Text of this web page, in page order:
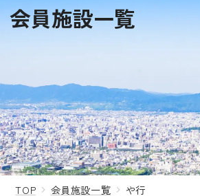
会員施設一覧
TOP 会員施設一覧 や行